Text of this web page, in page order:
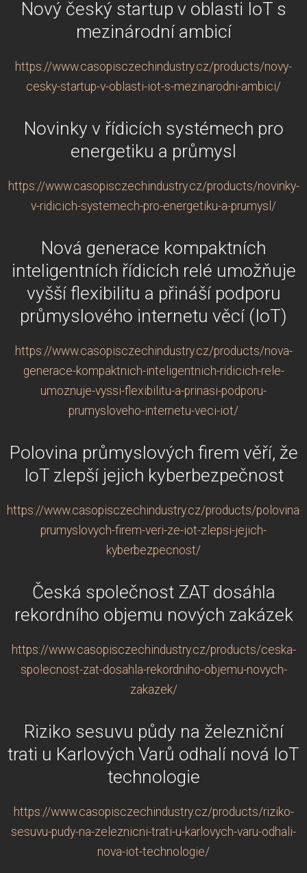
Nový český startup v oblasti IoT s
mezinárodní ambicí
https://www.casopisczechindustry.cz/products/novy-
cesky-startup-v-oblasti-iot-s-mezinarodni-ambici/
Novinky v řídicích systémech pro
energetiku a průmysl
https://www.casopisczechindustry.cz/products/novinky-
v-ridicich-systemech-pro-energetiku-a-prumysl/
Nová generace kompaktních
inteligentních řídicích relé umožňuje
vyšší flexibilitu a přináší podporu
průmyslového internetu věcí (IoT)
https://www.casopisczechindustry.cz/products/nova-
generace-kompaktnich-inteligentnich-ridicich-rele-
umoznuje-vyssi-flexibilitu-a-prinasi-podporu-
prumysloveho-internetu-veci-iot/
Polovina průmyslových firem věří, že
IoT zlepší jejich kyberbezpečnost
https://www.casopisczechindustry.cz/products/polovina-
prumyslovych-firem-veri-ze-iot-zlepsi-jejich-
kyberbezpecnost/
Česká společnost ZAT dosáhla
rekordního objemu nových zakázek
https://www.casopisczechindustry.cz/products/ceska-
spolecnost-zat-dosahla-rekordniho-objemu-novych-
zakazek/
Riziko sesuvu půdy na železniční
trati u Karlových Varů odhalí nová IoT
technologie
https://www.casopisczechindustry.cz/products/riziko-
sesuvu-pudy-na-zeleznicni-trati-u-karlovych-varu-odhali-
nova-iot-technologie/